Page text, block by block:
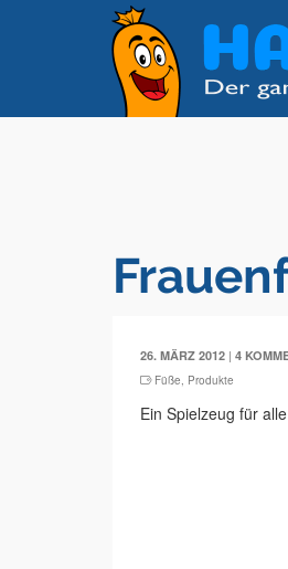
26. MÄRZ 2012 | 4
Füße, Produkte
Ein Spielzeug für